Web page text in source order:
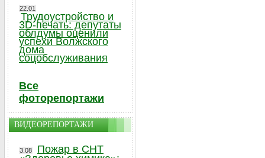
22.01
Трудоустройство и
3D-печать: депутаты
облдумы оценили
успехи Волжского
дома
соцобслуживания
Все
фоторепортажи
ВИДЕОРЕПОРТАЖИ
3.08
Пожар в СНТ